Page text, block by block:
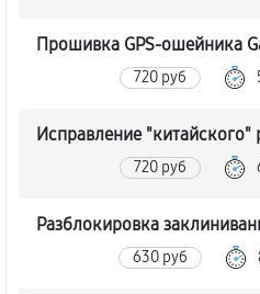
Прошивка GPS-ошейника
720 руб
Исправление "китайского"
720 руб
Разблокировка
630 руб